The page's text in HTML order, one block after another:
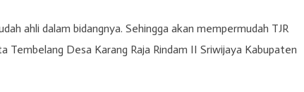
ahli dalam bidangnya. Sehingga akan mempermudah TJR
Desa Karang Raja Rindam II Sriwijaya Kabupaten